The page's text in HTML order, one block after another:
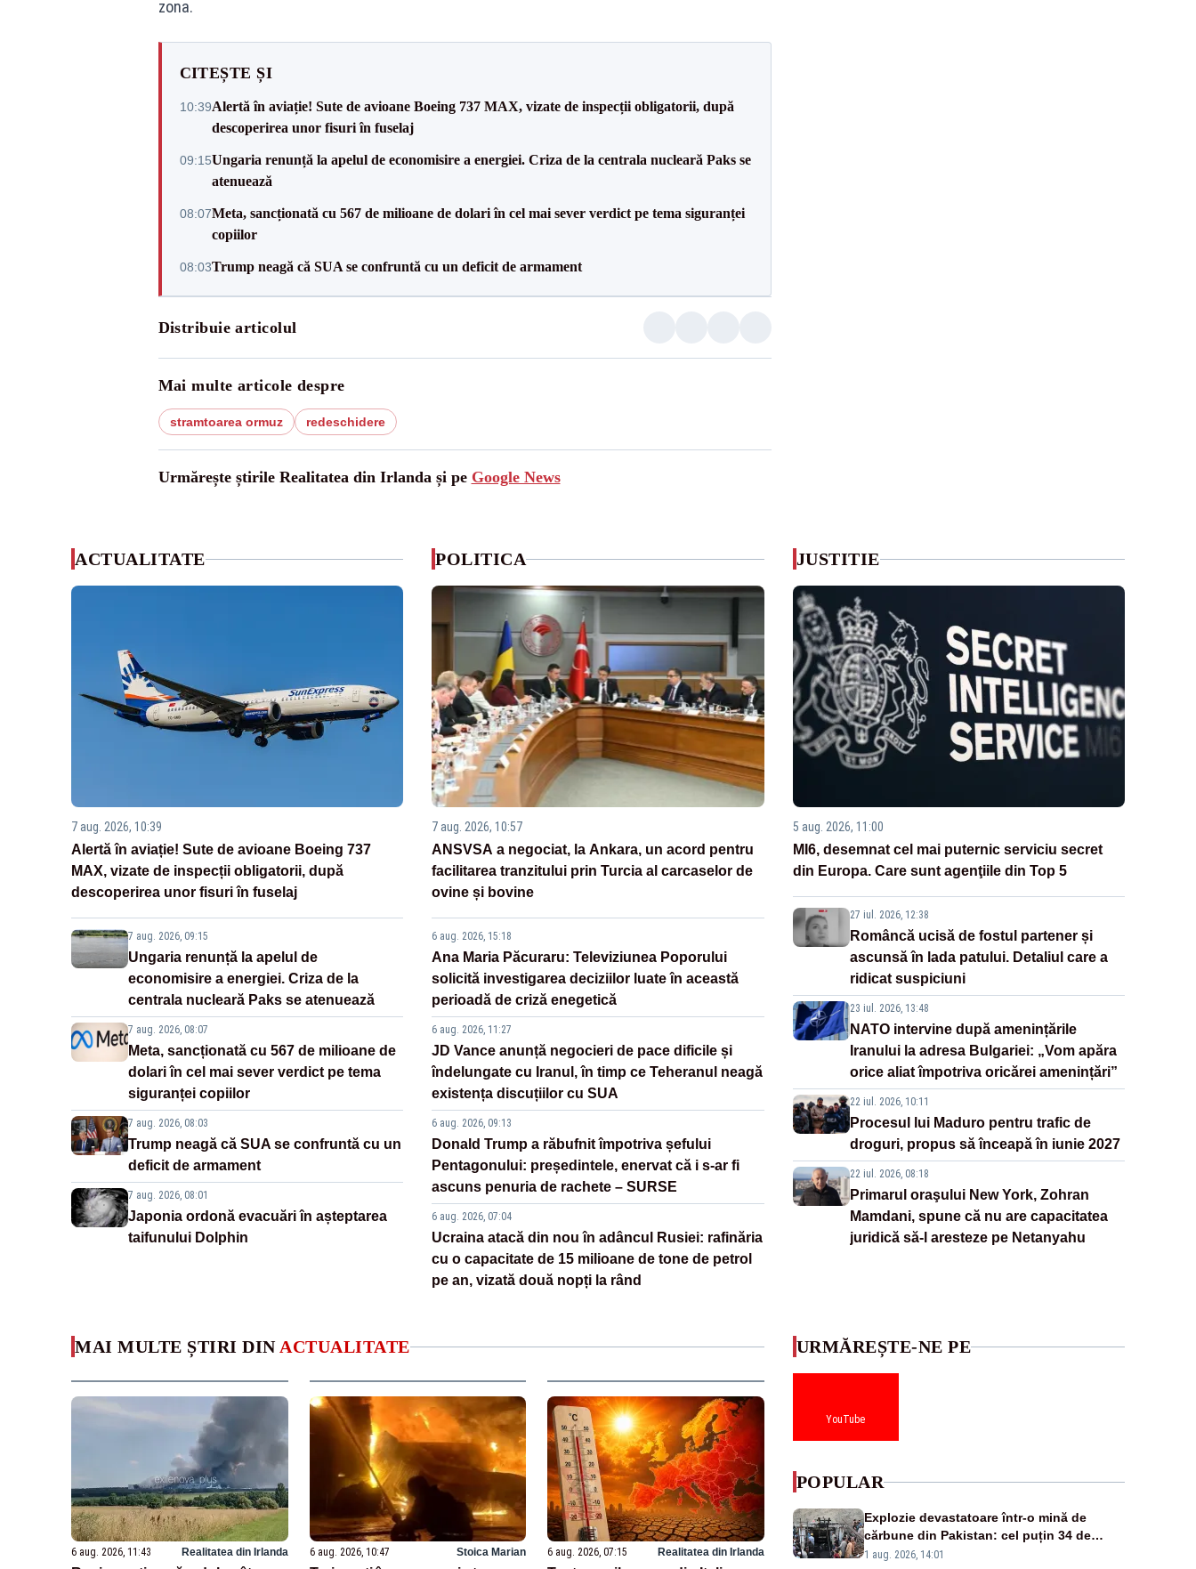
zona.
CITEȘTE ȘI
10:39Alertă în aviație! Sute de avioane Boeing 737 MAX, vizate de inspecții obligatorii, după
descoperirea unor fisuri în fuselaj
09:15Ungaria renunță la apelul de economisire a energiei. Criza de la centrala nucleară Paks se
atenuează
08:07Meta, sancționată cu 567 de milioane de dolari în cel mai sever verdict pe tema siguranței
copiilor
08:03Trump neagă că SUA se confruntă cu un deficit de armament
Distribuie articolul
Mai multe articole despre
stramtoarea ormuz redeschidere
Urmărește știrile Realitatea din Irlanda și pe Google News
ACTUALITATE
7 aug. 2026, 10:39
Alertă în aviație! Sute de avioane Boeing 737
MAX, vizate de inspecții obligatorii, după
descoperirea unor fisuri în fuselaj
7 aug. 2026, 09:15
Ungaria renunță la apelul de
economisire a energiei. Criza de la
centrala nucleară Paks se atenuează
7 aug. 2026, 08:07
Meta, sancționată cu 567 de milioane de
dolari în cel mai sever verdict pe tema
siguranței copiilor
7 aug. 2026, 08:03
Trump neagă că SUA se confruntă cu un
deficit de armament
7 aug. 2026, 08:01
Japonia ordonă evacuări în așteptarea
taifunului Dolphin
POLITICA
7 aug. 2026, 10:57
ANSVSA a negociat, la Ankara, un acord pentru
facilitarea tranzitului prin Turcia al carcaselor de
ovine și bovine
6 aug. 2026, 15:18
Ana Maria Păcuraru: Televiziunea Poporului
solicită investigarea deciziilor luate în această
perioadă de criză enegetică
6 aug. 2026, 11:27
JD Vance anunță negocieri de pace dificile și
îndelungate cu Iranul, în timp ce Teheranul neagă
existența discuțiilor cu SUA
6 aug. 2026, 09:13
Donald Trump a răbufnit împotriva șefului
Pentagonului: președintele, enervat că i s-ar fi
ascuns penuria de rachete – SURSE
6 aug. 2026, 07:04
Ucraina atacă din nou în adâncul Rusiei: rafinăria
cu o capacitate de 15 milioane de tone de petrol
pe an, vizată două nopți la rând
JUSTITIE
5 aug. 2026, 11:00
MI6, desemnat cel mai puternic serviciu secret
din Europa. Care sunt agenţiile din Top 5
27 iul. 2026, 12:38
Româncă ucisă de fostul partener și
ascunsă în lada patului. Detaliul care a
ridicat suspiciuni
23 iul. 2026, 13:48
NATO intervine după amenințările
Iranului la adresa Bulgariei: „Vom apăra
orice aliat împotriva oricărei amenințări”
22 iul. 2026, 10:11
Procesul lui Maduro pentru trafic de
droguri, propus să înceapă în iunie 2027
22 iul. 2026, 08:18
Primarul oraşului New York, Zohran
Mamdani, spune că nu are capacitatea
juridică să-l aresteze pe Netanyahu
MAI MULTE ȘTIRI DIN ACTUALITATE
6 aug. 2026, 11:43 Realitatea din Irlanda 6 aug. 2026, 10:47 Stoica Marian 6 aug. 2026, 07:15 Realitatea din Irlanda
URMĂREȘTE-NE PE
YouTube
POPULAR
Explozie devastatoare într-o mină de
cărbune din Pakistan: cel puțin 34 de
morți - VIDEO
1 aug. 2026, 14:01